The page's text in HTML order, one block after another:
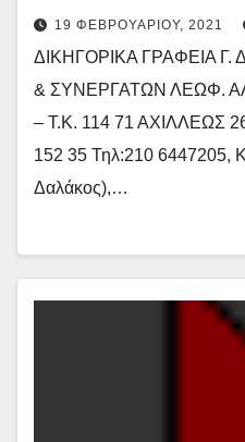
αναπληρωτών
μονιμοποίησή
19 ΦΕΒΡΟΥΑΡΊΟΥ, 2021
ΔΙΚΗΓΟΡΙΚΑ ΓΡΑΦΕΙΑ Γ.
& ΣΥΝΕΡΓΑΤΩΝ ΛΕΩΦ.
– Τ.Κ. 114 71 ΑΧΙΛΛΕΩΣ
152 35 Τηλ:210 6447205,
Δαλάκος),…